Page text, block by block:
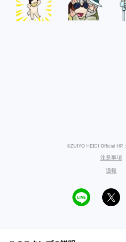
©ZUIYO HEIDI Official HP
注意事項
通報